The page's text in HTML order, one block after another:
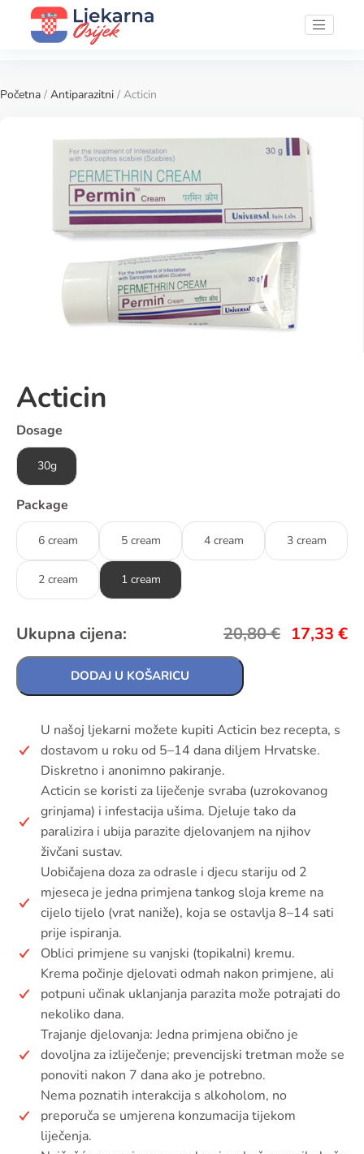
Početna / Antiparazitni / Acticin
Acticin
Dosage
30g
Package
6 cream 5 cream 4 cream 3 cream
2 cream 1 cream
Ukupna cijena: 20,80€ 17,33 €
DODAJ U KOŠARICU
U našoj ljekarni možete kupiti Acticin bez recepta, s
dostavom u roku od 5–14 dana diljem Hrvatske.
Diskretno i anonimno pakiranje.
Acticin se koristi za liječenje svraba (uzrokovanog
grinjama) i infestacija ušima. Djeluje tako da
paralizira i ubija parazite djelovanjem na njihov
živčani sustav.
Uobičajena doza za odrasle i djecu stariju od 2
mjeseca je jedna primjena tankog sloja kreme na
cijelo tijelo (vrat naniže), koja se ostavlja 8–14 sati
prije ispiranja.
Oblici primjene su vanjski (topikalni) kremu.
Krema počinje djelovati odmah nakon primjene, ali
potpuni učinak uklanjanja parazita može potrajati do
nekoliko dana.
Trajanje djelovanja: Jedna primjena obično je
dovoljna za izliječenje; prevencijski tretman može se
ponoviti nakon 7 dana ako je potrebno.
Nema poznatih interakcija s alkoholom, no
preporuča se umjerena konzumacija tijekom
liječenja.